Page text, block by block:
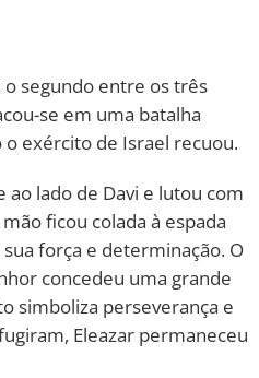
o segundo entre os três
se em uma batalha
exército de Israel recuou.
lado de Davi e lutou com
ficou colada à espada
força e determinação. O
concedeu uma grande
simboliza perseverança e
Eleazar permaneceu